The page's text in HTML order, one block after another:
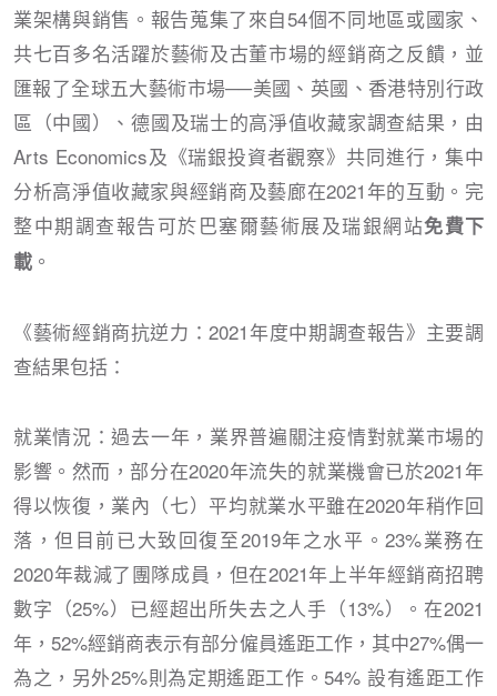
業架構與銷售。報告蒐集了來自54個不同地區或國家、
共七百多名活躍於藝術及古董市場的經銷商之反饋，並
匯報了全球五大藝術市場──美國、英國、香港特別行政
區（中國）、德國及瑞士的高淨值收藏家調查結果，由
Arts Economics及《瑞銀投資者觀察》共同進行，集中
分析高淨值收藏家與經銷商及藝廊在2021年的互動。完
整中期調查報告可於巴塞爾藝術展及瑞銀網站免費下
載 。
《藝術經銷商抗逆力：2021年度中期調查報告》主要調
查結果包括：
就業情況：過去一年，業界普遍關注疫情對就業市場的
影響。然而，部分在2020年流失的就業機會已於2021年
得以恢復，業內（七）平均就業水平雖在2020年稍作回
落，但目前已大致回復至2019年之水平。23%業務在
2020年裁減了團隊成員，但在2021年上半年經銷商招聘
數字（25%）已經超出所失去之人手（13%）。在2021
年，52%經銷商表示有部分僱員遙距工作，其中27%偶一
為之，另外25%則為定期遙距工作。54% 設有遙距工作